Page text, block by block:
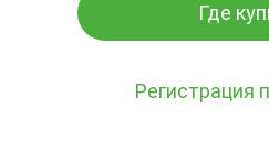
Где
Регистрация